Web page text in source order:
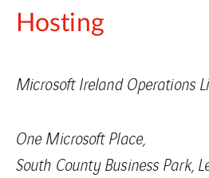
Hosting
Microsoft Ireland Operations
One Microsoft Place,
South County Business Park,